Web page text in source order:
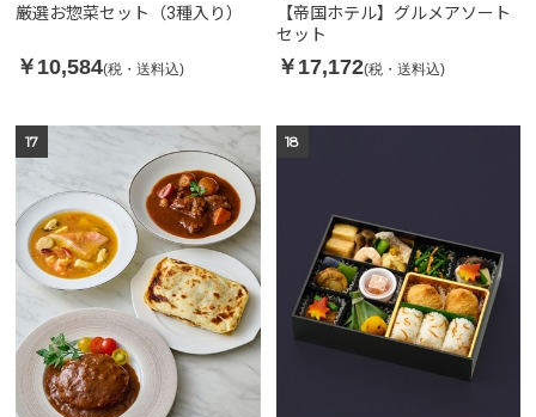
厳選お惣菜セット（3種入り）
￥10,584(税・送料込)
【帝国ホテル】グルメアソート
セット
￥17,172(税・送料込)
17 18